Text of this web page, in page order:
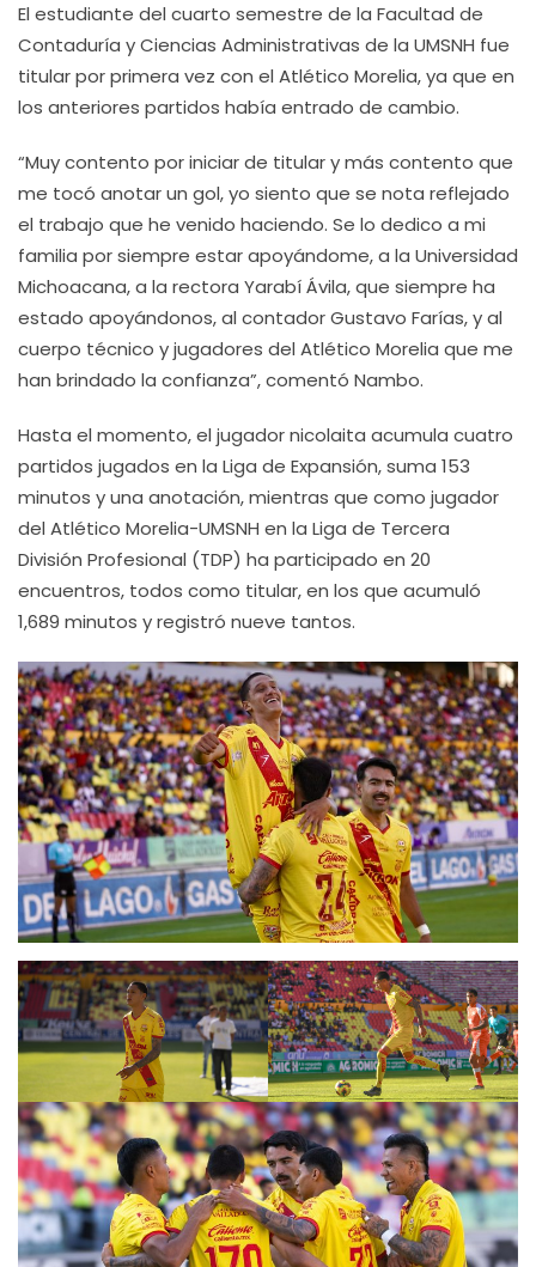
El estudiante del cuarto semestre de la Facultad de
Contaduría y Ciencias Administrativas de la UMSNH fue
titular por primera vez con el Atlético Morelia, ya que en
los anteriores partidos había entrado de cambio.
“Muy contento por iniciar de titular y más contento que
me tocó anotar un gol, yo siento que se nota reflejado
el trabajo que he venido haciendo. Se lo dedico a mi
familia por siempre estar apoyándome, a la Universidad
Michoacana, a la rectora Yarabí Ávila, que siempre ha
estado apoyándonos, al contador Gustavo Farías, y al
cuerpo técnico y jugadores del Atlético Morelia que me
han brindado la confianza”, comentó Nambo.
Hasta el momento, el jugador nicolaita acumula cuatro
partidos jugados en la Liga de Expansión, suma 153
minutos y una anotación, mientras que como jugador
del Atlético Morelia-UMSNH en la Liga de Tercera
División Profesional (TDP) ha participado en 20
encuentros, todos como titular, en los que acumuló
1,689 minutos y registró nueve tantos.